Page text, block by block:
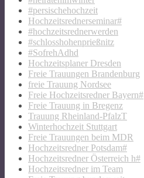
#persischehochzeit
Hochzeitsrednerseminar#
#hochzeitsrednerwerden
#schlosshohenprießnitz
#SofrehAdhd
Hochzeitsplaner Dresden
Freie Trauungen Brandenburg
freie Trauung Nordsee
Freie Hochzeitsredner Bayern#
Freie Trauung in Bregenz
Trauung Rheinland-PfalzT
Winterhochzeit Stuttgart
Freie Trauungen beim MDR
Hochzeitsredner Potsdam#
Hochzeitsredner Österreich h#
Hochzeitsredner im Team